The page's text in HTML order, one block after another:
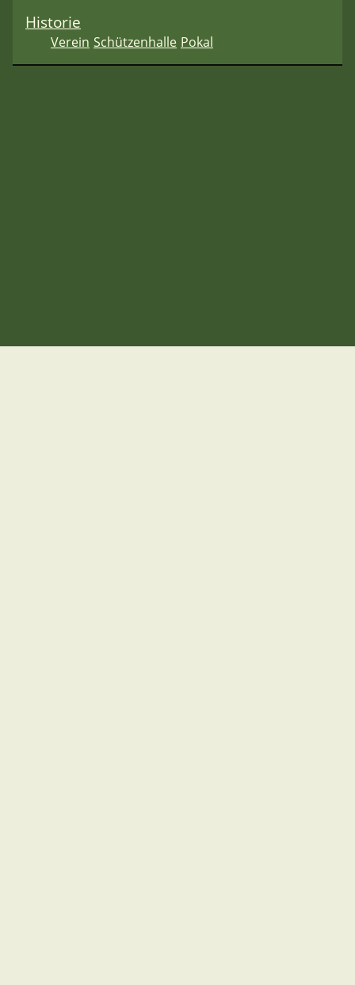
Historie
Verein Schützenhalle Pokal